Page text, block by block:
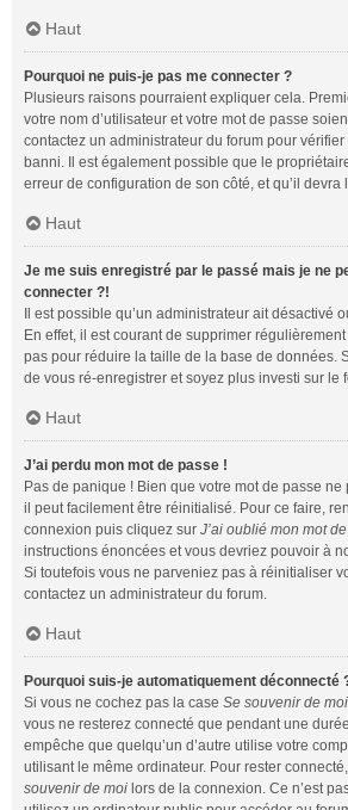
Haut
Pourquoi ne puis-je pas me connecter ?
Plusieurs raisons pourraient expliquer cela.
votre nom d’utilisateur et votre mot de passe
contactez un administrateur du forum pour vérifier
banni. Il est également possible que le
erreur de configuration de son côté, et qu’il devra
Haut
Je me suis enregistré par le passé mais je ne
connecter ?!
Il est possible qu’un administrateur ait désactivé
En effet, il est courant de supprimer
pas pour réduire la taille de la base de données.
de vous ré-enregistrer et soyez plus investi sur le
Haut
J’ai perdu mon mot de passe !
Pas de panique ! Bien que votre mot de passe
il peut facilement être réinitialisé. Pour ce faire,
connexion puis cliquez sur J’ai oublié mon mot
instructions énoncées et vous devriez pouvoir à
Si toutefois vous ne parveniez pas à réinitialiser
contactez un administrateur du forum.
Haut
Pourquoi suis-je automatiquement déconnecté
Si vous ne cochez pas la case Se souvenir de moi
vous ne resterez connecté que pendant une
empêche que quelqu’un d’autre utilise votre
utilisant le même ordinateur. Pour rester
souvenir de moi lors de la connexion. Ce n’est